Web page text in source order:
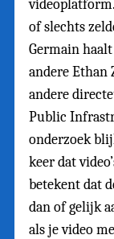
of slechts
Germain haalt
andere Ethan
andere
Public
onderzoek
keer dat
betekent dat
dan of gelijk
als je video